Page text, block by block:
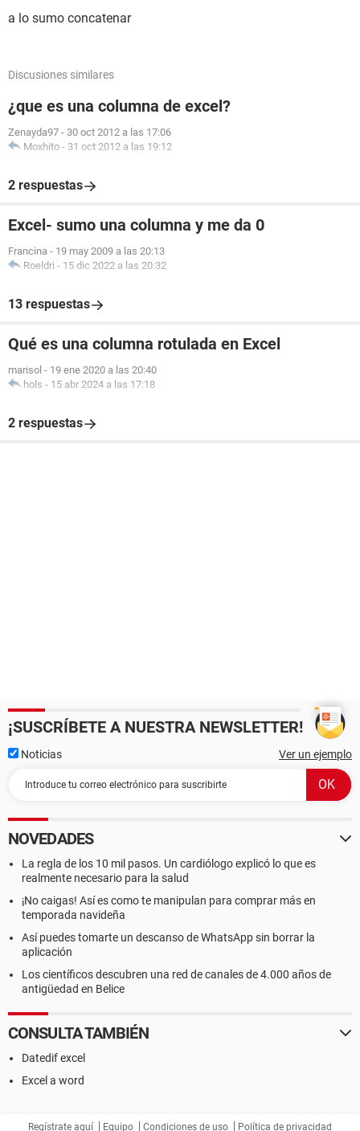
a lo sumo concatenar
Discusiones similares
¿que es una columna de excel?
Zenayda97 - 30 oct 2012 a las 17:06
Moxhito - 31 oct 2012 a las 19:12
2 respuestas
Excel- sumo una columna y me da 0
Francina - 19 may 2009 a las 20:13
Roeldri - 15 dic 2022 a las 20:32
13 respuestas
Qué es una columna rotulada en Excel
marisol - 19 ene 2020 a las 20:40
hols - 15 abr 2024 a las 17:18
2 respuestas
¡SUSCRÍBETE A NUESTRA NEWSLETTER!
Noticias Ver un ejemplo
NOVEDADES
La regla de los 10 mil pasos. Un cardiólogo explicó lo que es
realmente necesario para la salud
¡No caigas! Así es como te manipulan para comprar más en
temporada navideña
Así puedes tomarte un descanso de WhatsApp sin borrar la
aplicación
Los científicos descubren una red de canales de 4.000 años de
antigüedad en Belice
CONSULTA TAMBIÉN
Datedif excel
Excel a word
Regístrate aquí Equipo Condiciones de uso Política de privacidad